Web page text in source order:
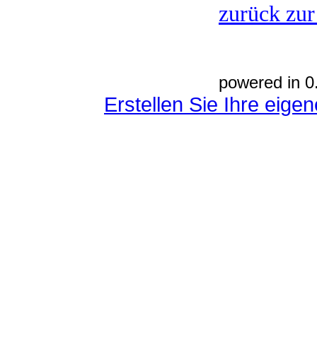
zurück
powered in
Erstellen Sie Ihre